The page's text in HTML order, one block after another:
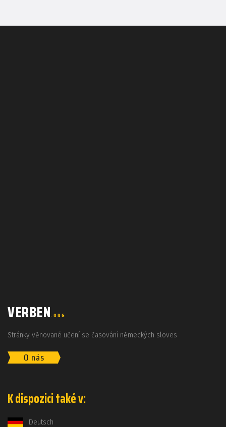
VERBEN.ORG
Stránky věnované učení se časování německých sloves
O nás
K dispozici také v:
Deutsch